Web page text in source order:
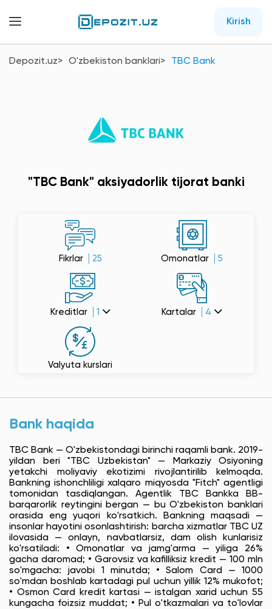
Kirish
Depozit.uz O'zbekiston banklari TBC Bank
"TBC Bank" aksiyadorlik tijorat banki
Fikrlar 25 Omonatlar 5
Kreditlar 1 Kartalar 4
Valyuta kurslari
Bank haqida
TBC Bank — O'zbekistondagi birinchi raqamli bank. 2019-
yildan beri "TBC Uzbekistan" — Markaziy Osiyoning
yetakchi moliyaviy ekotizimi rivojlantirilib kelmoqda.
Bankning ishonchliligi xalqaro miqyosda "Fitch" agentligi
tomonidan tasdiqlangan. Agentlik TBC Bankka BB-
barqarorlik reytingini bergan — bu O'zbekiston banklari
orasida eng yuqori ko'rsatkich. Bankning maqsadi —
insonlar hayotini osonlashtirish: barcha xizmatlar TBC UZ
ilovasida — onlayn, navbatlarsiz, dam olish kunlarisiz
ko'rsatiladi: • Omonatlar va jamg'arma — yiliga 26%
gacha daromad; • Garovsiz va kafilliksiz kredit — 100 mln
so'mgacha: javobi 1 minutda; • Salom Card — 1000
so'mdan boshlab kartadagi pul uchun yillik 12% mukofot;
• Osmon Card kredit kartasi — istalgan xarid uchun 55
kungacha foizsiz muddat; • Pul o'tkazmalari va to'lovlar